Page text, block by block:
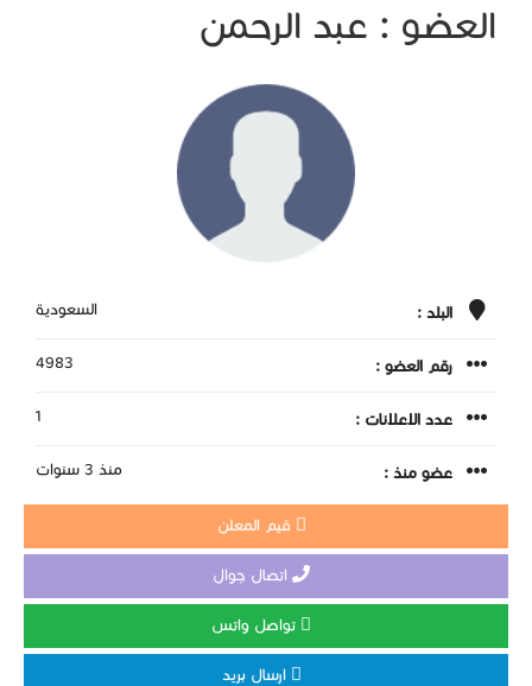
العضو : عبد الرحمن
البلد : السعودية
رقم العضو : 4983
عدد الاعلانات : 1
عضو منذ : منذ 3 سنوات
قيم المعلن
اتصال جوال
تواصل واتس
ارسال بريد